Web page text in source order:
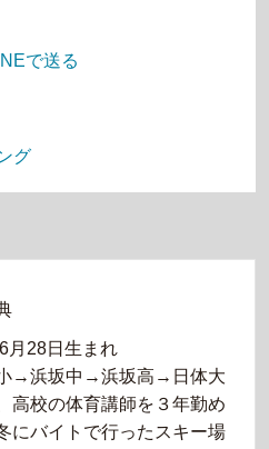
グ
月28日生まれ
→浜坂中→浜坂高→日体大
高校の体育講師を３年勤め
にバイトで行ったスキー場